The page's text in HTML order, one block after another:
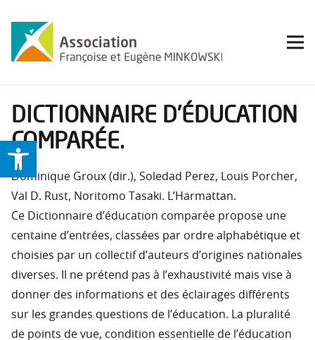
Ouvrir la barre d’outils
DICTIONNAIRE D’ÉDUCATION
COMPARÉE.
Dominique Groux (dir.), Soledad Perez, Louis Porcher,
Val D. Rust, Noritomo Tasaki. L’Harmattan.
Ce Dictionnaire d’éducation comparée propose une
centaine d’entrées, classées par ordre alphabétique et
choisies par un collectif d’auteurs d’origines nationales
diverses. Il ne prétend pas à l’exhaustivité mais vise à
donner des informations et des éclairages différents
sur les grandes questions de l’éducation. La pluralité
de points de vue, condition essentielle de l’éducation